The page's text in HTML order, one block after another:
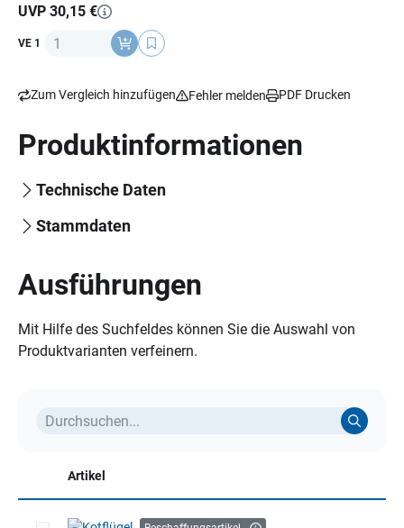
UVP 30,15 €
VE 1 Anzahl
Zum Vergleich hinzufügen Fehler melden PDF Drucken
Produktinformationen
Technische Daten
Stammdaten
Ausführungen
Mit Hilfe des Suchfeldes können Sie die Auswahl von
Produktvarianten verfeinern.
Artikel